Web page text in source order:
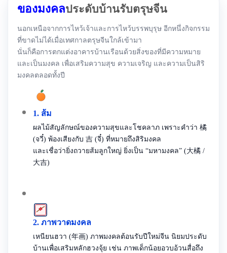
ของมงคลประดับบ้านรับตรุษจีน
นอกเหนือจากการไหว้เจ้าและการไหว้บรรพบุรุษ อีกหนึ่งกิจกรรม
ที่ขาดไม่ได้เมื่อเทศกาลตรุษจีนใกล้เข้ามา
นั่นก็คือการตกแต่งอาคารบ้านเรือนด้วยสิ่งของที่มีความหมาย
และเป็นมงคล เพื่อเสริมความสุข ความเจริญ และความเป็นสิริ
มงคลตลอดทั้งปี
1. ส้ม
ผลไม้สัญลักษณ์ของความสุขและโชคลาภ เพราะคำว่า 橘
(จวี๋) พ้องเสียงกับ 吉 (จี๋) ที่หมายถึงสิริมงคล
และเชื่อว่ายิ่งถวายส้มลูกใหญ่ ยิ่งเป็น “มหามงคล” (大橘 /
大吉)
2. ภาพวาดมงคล
เหนียนฮวา (年画) ภาพมงคลต้อนรับปีใหม่จีน นิยมประดับ
บ้านเพื่อเสริมหลักฮวงจุ้ย เช่น ภาพเด็กน้อยอวบอ้วนสื่อถึง